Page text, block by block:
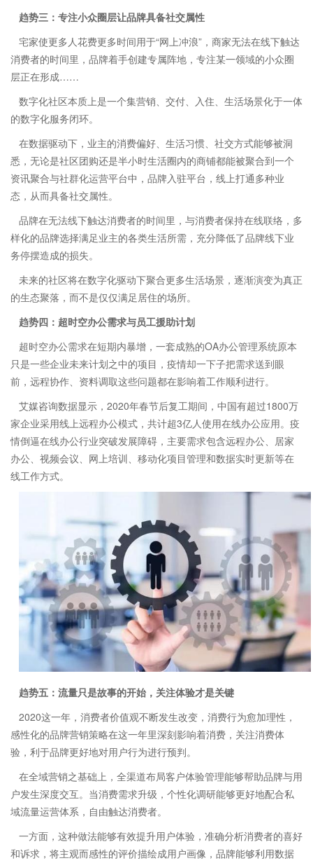
趋势三：专注小众圈层让品牌具备社交属性
宅家使更多人花费更多时间用于“网上冲浪”，商家无法在线下触达
消费者的时间里，品牌着手创建专属阵地，专注某一领域的小众圈
层正在形成……
数字化社区本质上是一个集营销、交付、入住、生活场景化于一体
的数字化服务闭环。
在数据驱动下，业主的消费偏好、生活习惯、社交方式能够被洞
悉，无论是社区团购还是半小时生活圈内的商铺都能被聚合到一个
资讯聚合与社群化运营平台中，品牌入驻平台，线上打通多种业
态，从而具备社交属性。
品牌在无法线下触达消费者的时间里，与消费者保持在线联络，多
样化的品牌选择满足业主的各类生活所需，充分降低了品牌线下业
务停摆造成的损失。
未来的社区将在数字化驱动下聚合更多生活场景，逐渐演变为真正
的生态聚落，而不是仅仅满足居住的场所。
趋势四：超时空办公需求与员工援助计划
超时空办公需求在短期内暴增，一套成熟的OA办公管理系统原本
只是一些企业未来计划之中的项目，疫情却一下子把需求送到眼
前，远程协作、资料调取这些问题都在影响着工作顺利进行。
艾媒咨询数据显示，2020年春节后复工期间，中国有超过1800万
家企业采用线上远程办公模式，共计超3亿人使用在线办公应用。疫
情倒逼在线办公行业突破发展障碍，主要需求包含远程办公、居家
办公、视频会议、网上培训、移动化项目管理和数据实时更新等在
线工作方式。
趋势五：流量只是故事的开始，关注体验才是关键
2020这一年，消费者价值观不断发生改变，消费行为愈加理性，
感性化的品牌营销策略在这一年里深刻影响着消费，关注消费体
验，利于品牌更好地对用户行为进行预判。
在全域营销之基础上，全渠道布局客户体验管理能够帮助品牌与用
户发生深度交互。当消费需求升级，个性化调研能够更好地配合私
域流量运营体系，自由触达消费者。
一方面，这种做法能够有效提升用户体验，准确分析消费者的喜好
和诉求，将主观而感性的评价描绘成用户画像，品牌能够利用数据